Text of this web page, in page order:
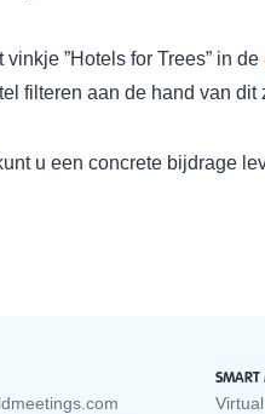
”Hotels for Trees” in de
filteren aan de hand van dit
u een concrete bijdrage
SMART